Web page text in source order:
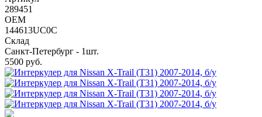
289451
OEM
144613UC0C
Склад
Санкт-Петербург - 1шт.
5500 руб.